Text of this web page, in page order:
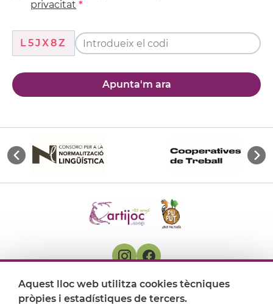
privacitat
L5JX8Z
Apunta'm ara
On ens trobem
Aquest lloc web utilitza cookies tècniques
pròpies i estadístiques de tercers.